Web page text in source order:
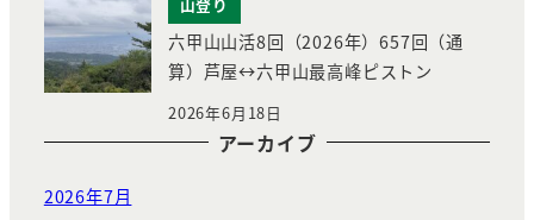
山登り
六甲山山活8回（2026年）657回（通
算）芦屋↔︎六甲山最高峰ピストン
2026年6月18日
アーカイブ
2026年7月